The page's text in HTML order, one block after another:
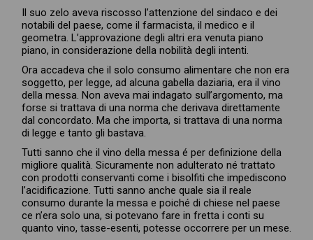
Il suo zelo aveva riscosso l’attenzione del sindaco e dei
notabili del paese, come il farmacista, il medico e il
geometra. L’approvazione degli altri era venuta piano
piano, in considerazione della nobilità degli intenti.
Ora accadeva che il solo consumo alimentare che non era
soggetto, per legge, ad alcuna gabella daziaria, era il vino
della messa. Non aveva mai indagato sull’argomento, ma
forse si trattava di una norma che derivava direttamente
dal concordato. Ma che importa, si trattava di una norma
di legge e tanto gli bastava.
Tutti sanno che il vino della messa é per definizione della
migliore qualità. Sicuramente non adulterato né trattato
con prodotti conservanti come i bisolfiti che impediscono
l’acidificazione. Tutti sanno anche quale sia il reale
consumo durante la messa e poiché di chiese nel paese
ce n’era solo una, si potevano fare in fretta i conti su
quanto vino, tasse-esenti, potesse occorrere per un mese.